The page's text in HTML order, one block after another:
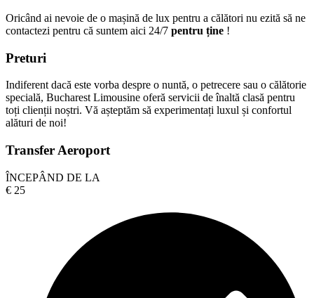
Oricând ai nevoie de o mașină de lux pentru a călători nu ezită să ne
contactezi pentru că suntem aici 24/7 pentru ține !
Preturi
Indiferent dacă este vorba despre o nuntă, o petrecere sau o călătorie
specială, Bucharest Limousine oferă servicii de înaltă clasă pentru
toți clienții noștri. Vă așteptăm să experimentați luxul și confortul
alături de noi!
Transfer Aeroport
ÎNCEPÂND DE LA
€ 25